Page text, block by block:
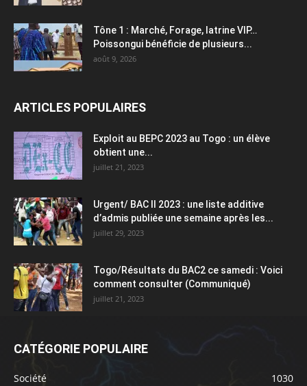
Tône 1 : Marché, Forage, latrine VIP…
Poissongui bénéficie de plusieurs...
août 9, 2026
ARTICLES POPULAIRES
Exploit au BEPC 2023 au Togo : un élève
obtient une...
juillet 21, 2023
Urgent/ BAC II 2023 : une liste additive
d’admis publiée une semaine après les...
juillet 29, 2023
Togo/Résultats du BAC2 ce samedi : Voici
comment consulter (Communiqué)
juillet 21, 2023
CATÉGORIE POPULAIRE
Société
1030